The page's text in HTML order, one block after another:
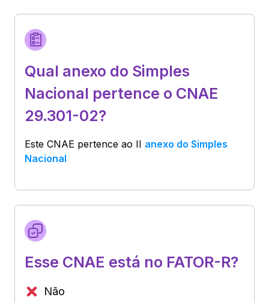
Qual anexo do Simples
Nacional pertence o CNAE
29.301-02?
Este CNAE pertence ao II anexo do Simples
Nacional
Esse CNAE está no FATOR-R?
Não